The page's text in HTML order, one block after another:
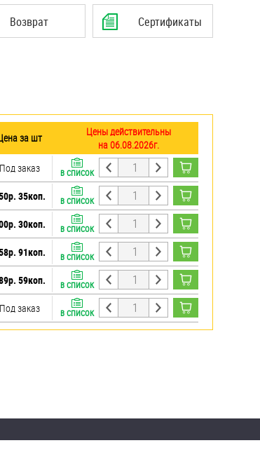
Возврат Сертификаты
за шт
Цены действительны
на 06.08.2026г.
Под заказ В СПИСОК
35коп. В СПИСОК
30коп. В СПИСОК
91коп. В СПИСОК
59коп. В СПИСОК
Под заказ В СПИСОК